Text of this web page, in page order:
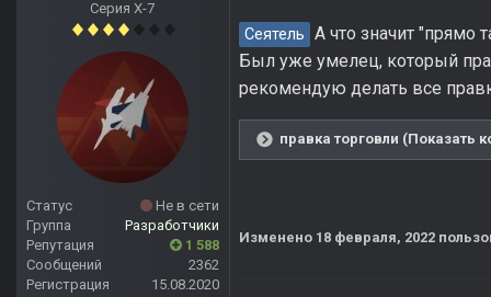
Серия Х-7
Статус
Не в сети
Группа
Разработчики
Репутация
1 588
Сообщений
2362
Регистрация
15.08.2020
Сеятель А что значит "прямо
Был уже умелец, который
рекомендую делать все
правка торговли (Показать
Изменено 18 февраля, 2022